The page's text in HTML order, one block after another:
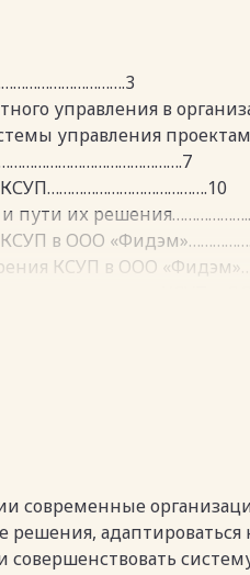
управления в
управления
КСУП………………………………….10
пути их
КСУП в ООО
КСУП в ООО
современные
решения,